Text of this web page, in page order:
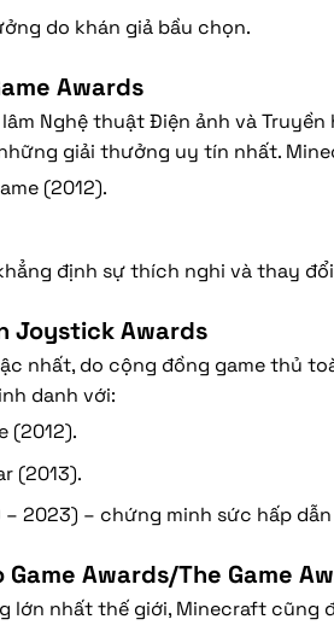
do khán giả bầu chọn.
Awards
Nghệ thuật Điện ảnh và Truyền
giải thưởng uy tín nhất.
(2012).
định sự thích nghi và thay
Joystick Awards
nhất, do cộng đồng game thủ
danh với:
(2012).
(2013).
– 2023) – chứng minh sức hấp
Awards/The Game
lớn nhất thế giới, Minecraft cũng